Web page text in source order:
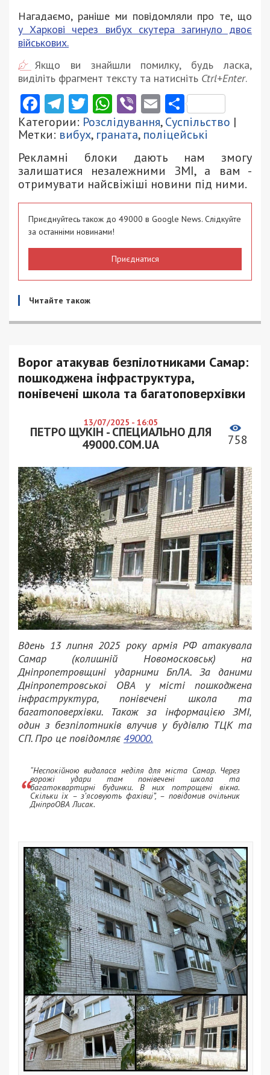
Нагадаємо, раніше ми повідомляли про те, що
у Харкові через вибух скутера загинуло двоє
військових.
Якщо ви знайшли помилку, будь ласка,
виділіть фрагмент тексту та натисніть Ctrl+Enter.
Facebook
Telegram
Twitter
WhatsApp
ViberEmail
Категории: Розслідування,Суспільство |
Метки: вибух, граната, поліцейські
Рекламні блоки дають нам змогу
залишатися незалежними ЗМІ, а вам -
отримувати найсвіжіші новини під ними.
Приєднуйтесь також до 49000 в Google News. Слідкуйте
за останніми новинами!
Приєднатися
Читайте також
Ворог атакував безпілотниками Самар:
пошкоджена інфраструктура,
понівечені школа та багатоповерхівки
13/07/2025 - 16:05
ПЕТРО ЩУКІН - СПЕЦИАЛЬНО ДЛЯ
49000.COM.UA
758
Вдень 13 липня 2025 року армія РФ атакувала
Самар (колишній Новомосковськ) на
Дніпропетровщині ударними БпЛА. За даними
Дніпропетровської ОВА у місті пошкоджена
інфраструктура, понівечені школа та
багатоповерхівки. Також за інформацією ЗМІ,
один з безпілотників влучив у будівлю ТЦК та
СП. Про це повідомляє 49000.
“Неспокійною видалася неділя для міста Самар. Через
ворожі удари там понівечені школа та
багатоквартирні будинки. В них потрощені вікна.
Скільки їх – з’ясовують фахівці”, – повідомив очільник
ДніпроОВА Лисак.